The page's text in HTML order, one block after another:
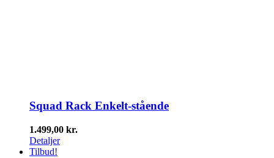
Squad Rack Enkelt-stående
1.499,00 kr.
Detaljer
Tilbud!